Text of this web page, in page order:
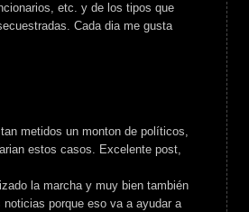
etc. y de los tipos que
Cada dia me gusta
metidos un monton de políticos,
estos casos. Excelente post,
la marcha y muy bien también
porque eso va a ayudar a